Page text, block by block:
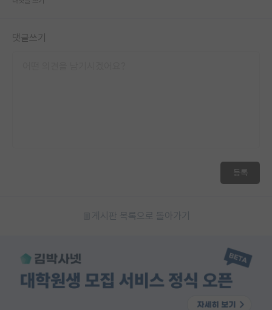
댓글쓰기
등록
게시판 목록으로 돌아가기